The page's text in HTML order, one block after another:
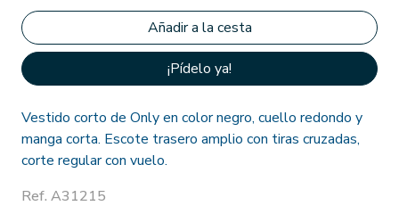
¡Pídelo ya!
Vestido corto de Only en color negro, cuello redondo y
manga corta. Escote trasero amplio con tiras cruzadas,
corte regular con vuelo.
Ref. A31215